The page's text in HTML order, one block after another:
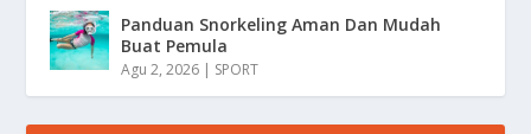
Panduan Snorkeling Aman Dan Mudah
Buat Pemula
Agu 2, 2026 | SPORT